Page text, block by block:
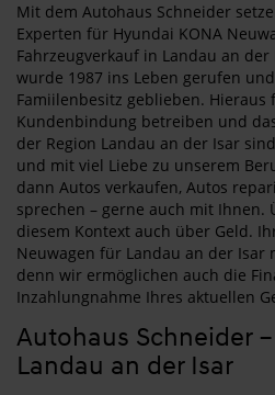
Mit dem Autohaus Schneider
Experten für Hyundai KONA
Fahrzeugverkauf in Landau an
wurde 1987 ins Leben gerufen
Famiilenbesitz geblieben. Hieraus
Kundenbindung betreiben und
der Region Landau an der Isar
und mit viel Liebe zu unserem
dann Autos verkaufen, Autos
sprechen – gerne auch mit Ihnen.
diesem Kontext auch über Geld.
Neuwagen für Landau an der Isar
denn wir ermöglichen auch die
Inzahlungnahme Ihres aktuellen
Autohaus Schneider
Landau an der Isar